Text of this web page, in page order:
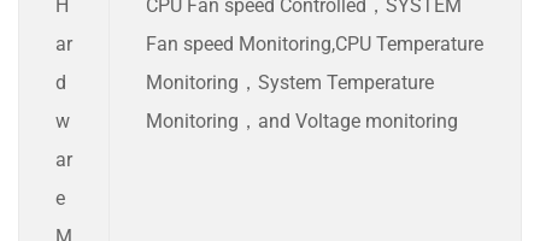
H
ar
d
w
ar
e
CPU Fan speed Controlled，SYSTEM
Fan speed Monitoring,CPU Temperature
Monitoring，System Temperature
Monitoring，and Voltage monitoring